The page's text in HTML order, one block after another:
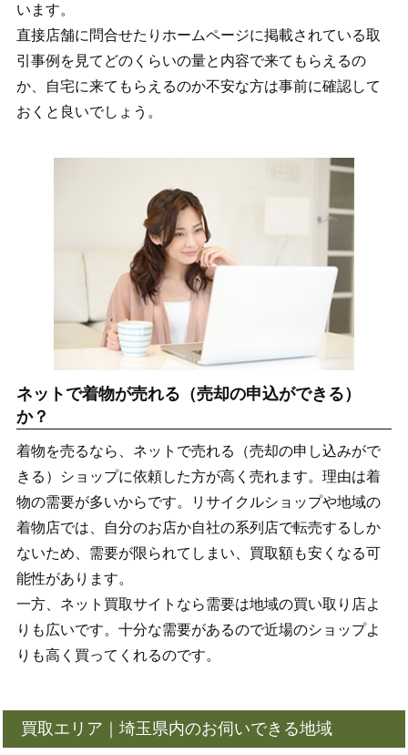
います。
直接店舗に問合せたりホームページに掲載されている取
引事例を見てどのくらいの量と内容で来てもらえるの
か、自宅に来てもらえるのか不安な方は事前に確認して
おくと良いでしょう。
ネットで着物が売れる（売却の申込ができる）
か？
着物を売るなら、ネットで売れる（売却の申し込みがで
きる）ショップに依頼した方が高く売れます。理由は着
物の需要が多いからです。リサイクルショップや地域の
着物店では、自分のお店か自社の系列店で転売するしか
ないため、需要が限られてしまい、買取額も安くなる可
能性があります。
一方、ネット買取サイトなら需要は地域の買い取り店よ
りも広いです。十分な需要があるので近場のショップよ
りも高く買ってくれるのです。
買取エリア｜埼玉県内のお伺いできる地域